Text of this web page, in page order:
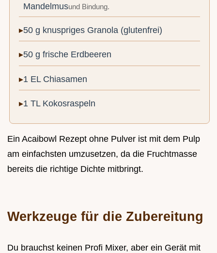
Mandelmusund Bindung.
50 g knuspriges Granola (glutenfrei)
50 g frische Erdbeeren
1 EL Chiasamen
1 TL Kokosraspeln
Ein Acaibowl Rezept ohne Pulver ist mit dem Pulp
am einfachsten umzusetzen, da die Fruchtmasse
bereits die richtige Dichte mitbringt.
Werkzeuge für die Zubereitung
Du brauchst keinen Profi Mixer, aber ein Gerät mit